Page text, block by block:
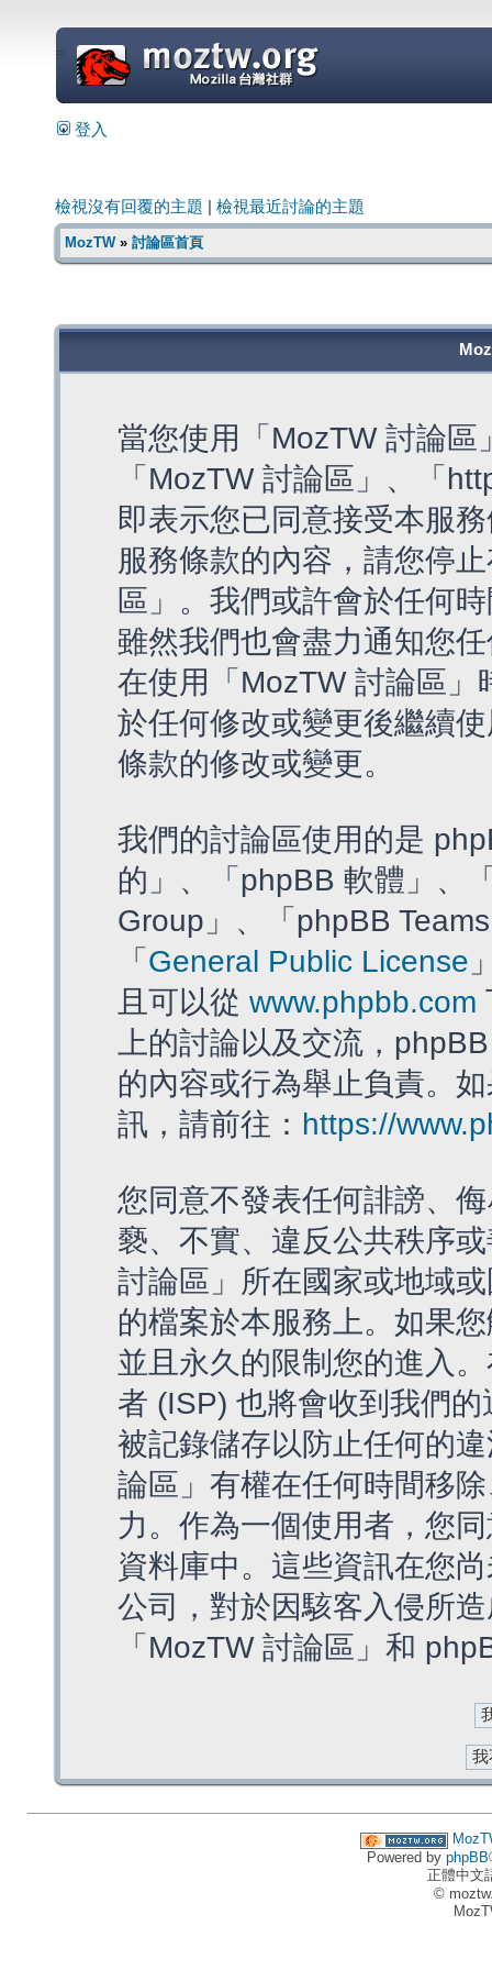
=
登入
檢視沒有回覆的主題 檢視最近討論的主題
MozTW» 討論區首頁
當您使用「MozTW 討論
「MozTW 討論區」、「
即表示您已同意接受本服
服務條款的內容，請您停
區」。我們或許會於任何
雖然我們也會盡力通知您
在使用「MozTW 討論區
於任何修改或變更後繼續
條款的修改或變更。
我們的討論區使用的是
的」、「phpBB 軟體」、
Group」、「phpBB
「 General Public License
且可以從 www.phpbb.com
上的討論以及交流，
的內容或行為舉止負責。
訊，請前往： https://
您同意不發表任何誹謗、
褻、不實、違反公共秩序
討論區」所在國家或地域
的檔案於本服務上。如果
並且永久的限制您的進入
者 (ISP) 也將會收到我們
被記錄儲存以防止任何的
論區」有權在任何時間移
力。作為一個使用者，您
資料庫中。這些資訊在您
公司，對於因駭客入侵所
「MozTW 討論區」和
Powered by phpBB
正體中文
©